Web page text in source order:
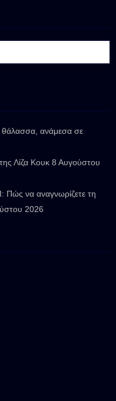
ανάμεσα σε
Λίζα Κουκ 8 Αυγούστου
να αναγνωρίζετε τη
2026